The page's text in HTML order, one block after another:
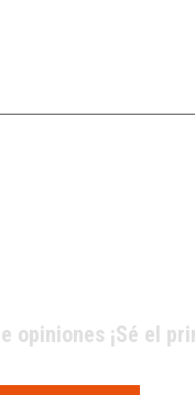
opiniones ¡Sé el